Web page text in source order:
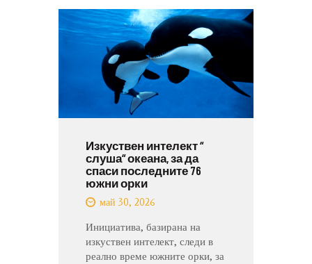
Изкуствен интелект “
слуша“ океана, за да
спаси последните 76
южни орки
май 30, 2026
Инициатива, базирана на
изкуствен интелект, следи в
реално време южните орки, за